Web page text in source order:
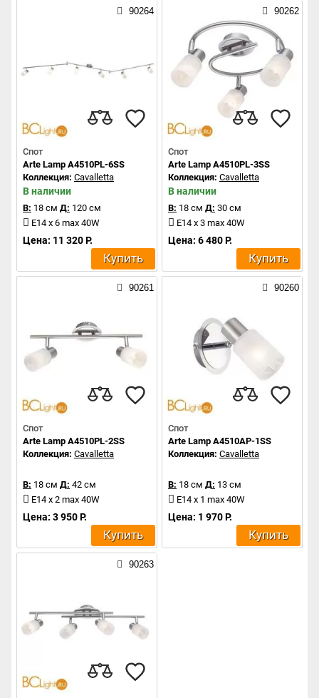
90264
Спот
Arte Lamp A4510PL-6SS
Коллекция: Cavalletta
В наличии
В: 18 см Д: 120 см
E14 x 6 max 40W
Цена: 11 320 Р.
Купить
90262
Спот
Arte Lamp A4510PL-3SS
Коллекция: Cavalletta
В наличии
В: 18 см Д: 30 см
E14 x 3 max 40W
Цена: 6 480 Р.
Купить
90261
Спот
Arte Lamp A4510PL-2SS
Коллекция: Cavalletta
В: 18 см Д: 42 см
E14 x 2 max 40W
Цена: 3 950 Р.
Купить
90260
Спот
Arte Lamp A4510AP-1SS
Коллекция: Cavalletta
В: 18 см Д: 13 см
E14 x 1 max 40W
Цена: 1 970 Р.
Купить
90263